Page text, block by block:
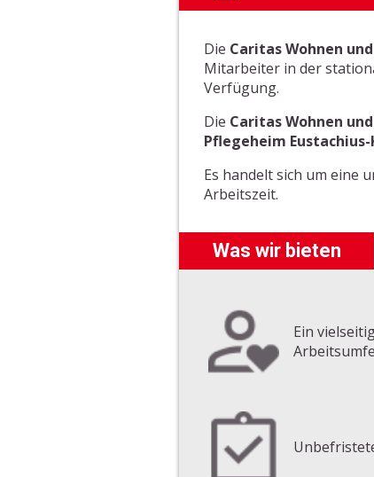
Die Caritas Wohnen
Mitarbeiter in der
Verfügung.
Die Caritas Wohnen
Pflegeheim
Es handelt sich um eine
Arbeitszeit.
Was wir bieten
Ein